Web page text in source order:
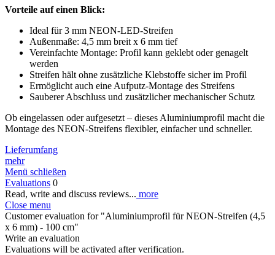
Vorteile auf einen Blick:
Ideal für 3 mm NEON-LED-Streifen
Außenmaße: 4,5 mm breit x 6 mm tief
Vereinfachte Montage: Profil kann geklebt oder genagelt
werden
Streifen hält ohne zusätzliche Klebstoffe sicher im Profil
Ermöglicht auch eine Aufputz-Montage des Streifens
Sauberer Abschluss und zusätzlicher mechanischer Schutz
Ob eingelassen oder aufgesetzt – dieses Aluminiumprofil macht die
Montage des NEON-Streifens flexibler, einfacher und schneller.
Lieferumfang
mehr
Menü schließen
Evaluations 0
Read, write and discuss reviews... more
Close menu
Customer evaluation for "Aluminiumprofil für NEON-Streifen (4,5
x 6 mm) - 100 cm"
Write an evaluation
Evaluations will be activated after verification.